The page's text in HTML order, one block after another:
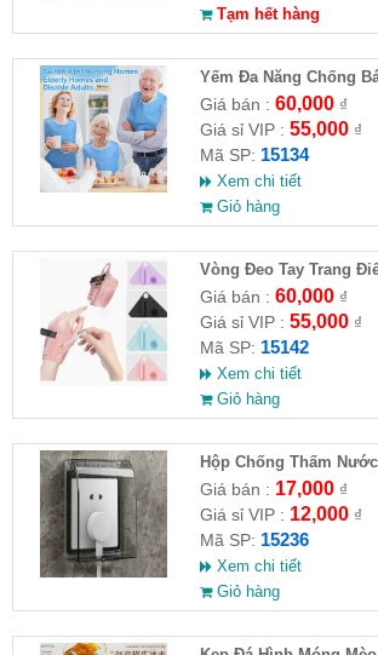
Tạm hết hàng
Yếm Đa Năng Chống
Cao Tuổi
Giá bán : 60,000₫
Giá sỉ VIP : 55,000₫
Mã SP: 15134
Xem chi tiết
Giỏ hàng
Vòng Đeo Tay Trang
Giá bán : 60,000₫
Giá sỉ VIP : 55,000₫
Mã SP: 15142
Xem chi tiết
Giỏ hàng
Hộp Chống Thấm
Phòng Tắm
Giá bán : 17,000₫
Giá sỉ VIP : 12,000₫
Mã SP: 15236
Xem chi tiết
Giỏ hàng